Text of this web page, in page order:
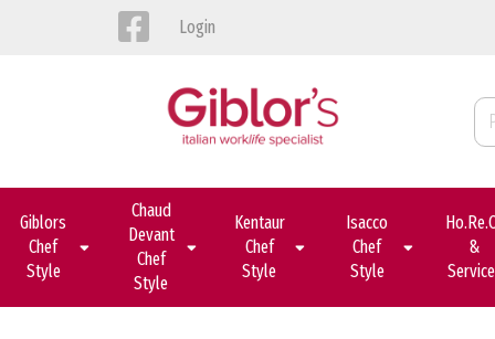
Login
Giblors
Chef
Style
Chaud
Devant
Chef
Style
Kentaur
Chef
Style
Isacco
Chef
Style
&